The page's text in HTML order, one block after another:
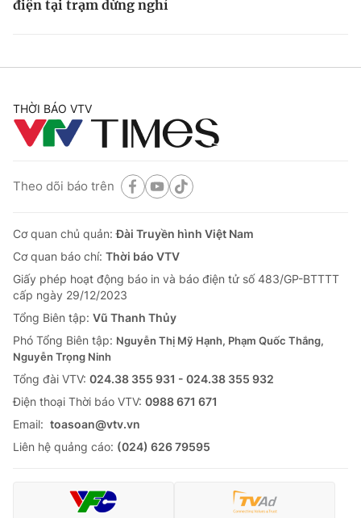
điện tại trạm dừng nghỉ
THỜI BÁO VTV
Theo dõi báo trên
Cơ quan chủ quản:Đài Truyền hình Việt Nam
Cơ quan báo chí: Thời báo VTV
Giấy phép hoạt động báo in và báo điện tử số 483/GP-BTTTT
cấp ngày 29/12/2023
Tổng Biên tập: Vũ Thanh Thủy
Phó Tổng Biên tập: Nguyễn Thị Mỹ Hạnh, Phạm Quốc Thắng,
Nguyễn Trọng Ninh
Tổng đài VTV: 024.38 355 931 - 024.38 355 932
Ðiện thoại Thời báo VTV: 0988 671 671
Email: toasoan@vtv.vn
Liên hệ quảng cáo: (024) 626 79595